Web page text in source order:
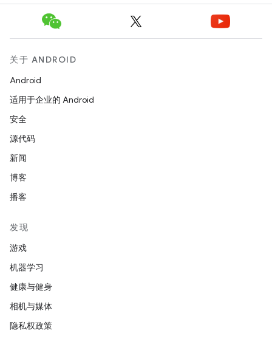
关于 ANDROID
Android
适用于企业的 Android
安全
源代码
新闻
博客
播客
发现
游戏
机器学习
健康与健身
相机与媒体
隐私权政策